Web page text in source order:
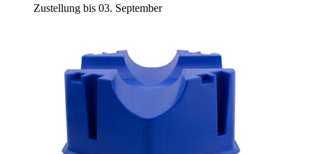
Zustellung bis 03. September